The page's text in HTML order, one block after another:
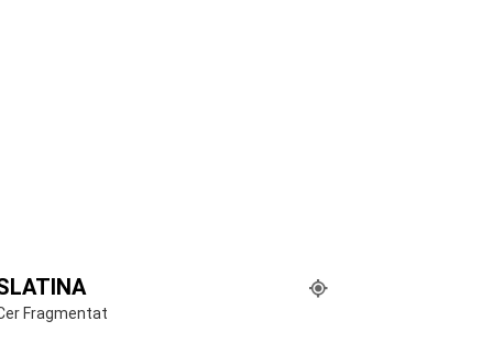
Fragmentat